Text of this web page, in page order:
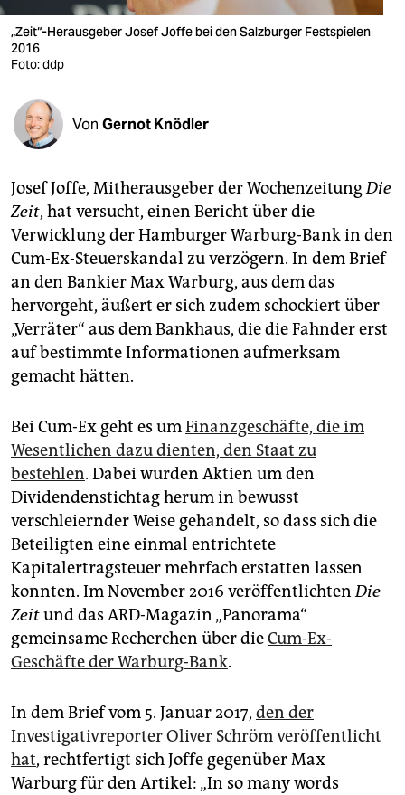
verlag
verlag
shop
fragen & hilfe
unterstützen
abo
genossenschaft
epaper login
„Zeit“-Herausgeber Josef Joffe bei den Salzburger Festspielen
2016
Foto: ddp
Von Gernot Knödler
Josef Joffe, Mitherausgeber der WochenzeitungDie
Zeit, hat versucht, einen Bericht über die
Verwicklung der Hamburger Warburg-Bank in den
Cum-Ex-Steuerskandal zu verzögern. In dem Brief
an den Bankier Max Warburg, aus dem das
hervorgeht, äußert er sich zudem schockiert über
„Verräter“ aus dem Bankhaus, die die Fahnder erst
auf bestimmte Informationen aufmerksam
gemacht hätten.
Bei Cum-Ex geht es umFinanzgeschäfte, die im
Wesentlichen dazu dienten, den Staat zu
bestehlen. Dabei wurden Aktien um den
Dividendenstichtag herum in bewusst
verschleiernder Weise gehandelt, so dass sich die
Beteiligten eine einmal entrichtete
Kapitalertragsteuer mehrfach erstatten lassen
konnten. Im November 2016 veröffentlichtenDie
Zeitund das ARD-Magazin „Panorama“
gemeinsame Recherchen über dieCum-Ex-
Geschäfte der Warburg-Bank.
In dem Brief vom 5. Januar 2017, den der
Investigativreporter Oliver Schröm veröffentlicht
hat, rechtfertigt sich Joffe gegenüber Max
Warburg für den Artikel: „In so many words